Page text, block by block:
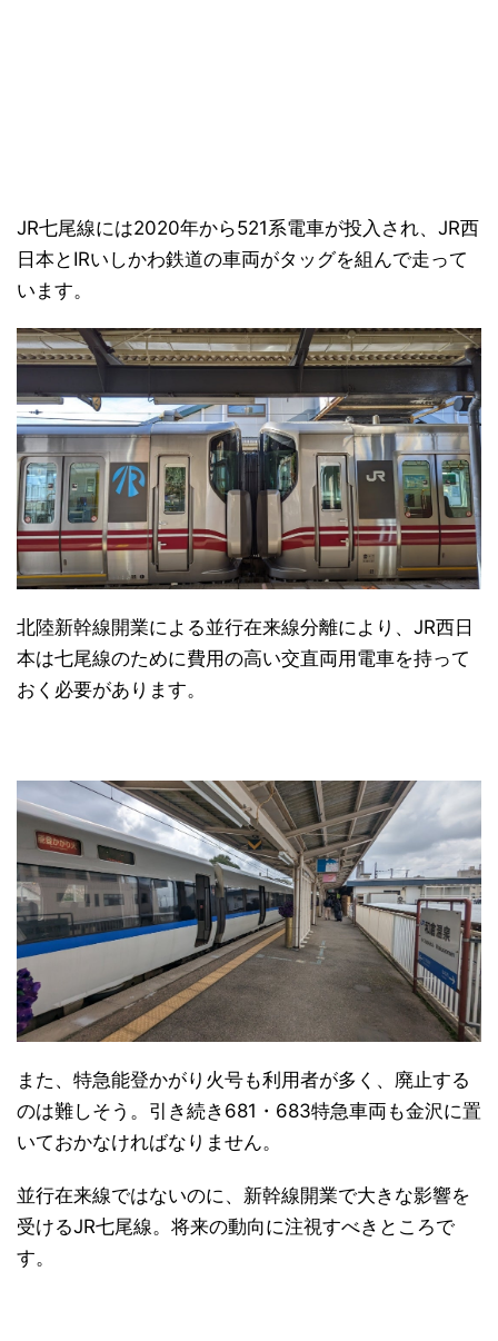
JR七尾線には2020年から521系電車が投入され、JR西
日本とIRいしかわ鉄道の車両がタッグを組んで走って
います。
北陸新幹線開業による並行在来線分離により、JR西日
本は七尾線のために費用の高い交直両用電車を持って
おく必要があります。
また、特急能登かがり火号も利用者が多く、廃止する
のは難しそう。引き続き681・683特急車両も金沢に置
いておかなければなりません。
並行在来線ではないのに、新幹線開業で大きな影響を
受けるJR七尾線。将来の動向に注視すべきところで
す。